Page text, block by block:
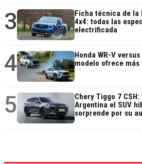
3
Ficha técnica de la
4x4: todas las
electrificada
4
Honda WR-V
modelo ofrece
5
Chery Tiggo 7
Argentina el SUV
sorprende por su